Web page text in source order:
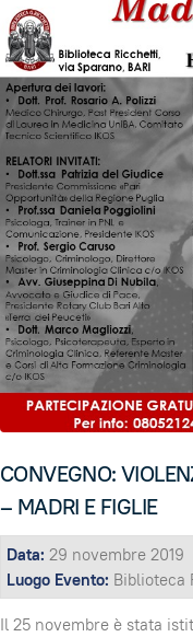
CONVEGNO:
– MADRI E FIGLIE
Data: 29 novembre 2019
Luogo Evento: Biblioteca
Il 25 novembre è stata